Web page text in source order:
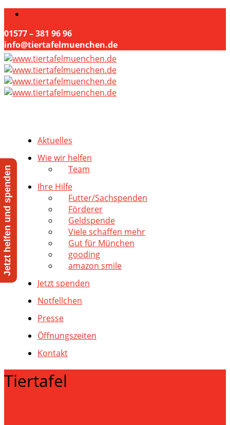
01577 – 381 96 96
info@tiertafelmuenchen.de
Aktuelles
Wie wir helfen
Team
Ihre Hilfe
Futter/Sachspenden
Förderer
Geldspende
Viele schaffen mehr
Gut für München
gooding
amazon smile
Jetzt spenden
Notfellchen
Presse
Öffnungszeiten
Kontakt
Tiertafel
Jetzt helfen und spenden